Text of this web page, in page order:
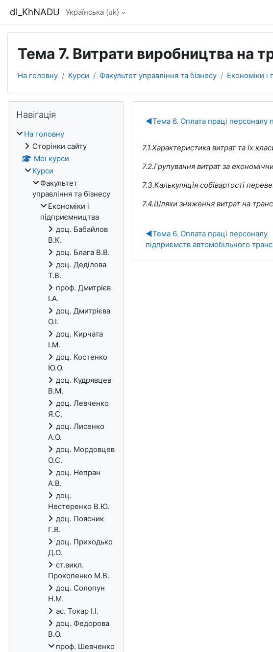
dl_KhNADU Українська ‎(uk)‎
Тема 7. Витрати виробництва на
На головну Курси Факультет управління та бізнесу Економіки i
Схема розділу
◀︎Тема 6. Оплата праці персоналу
7.1.Характеристика витрат та їх
7.2.Групування витрат за
7.3.Калькуляція собівартості
7.4.Шляхи зниження витрат на
◀︎Тема 6. Оплата праці персоналу
підприємств автомобільного
Блоки
Навігація
На головну
Сторінки сайту
Мої курси
Курси
Факультет
управління та бізнесу
Економіки i
підприємництва
доц. Бабайлов
В.К.
доц. Блага В.В.
доц. Деділова
Т.В.
проф. Дмитрієв
І.А.
доц. Дмитрієва
О.І.
доц. Кирчата
І.М.
доц. Костенко
Ю.О.
доц. Кудрявцев
В.М.
доц. Левченко
Я.С.
доц. Лисенко
А.О.
доц. Мордовцев
О.С.
доц. Непран
А.В.
доц.
Нестеренко В.Ю.
доц. Поясник
Г.В.
доц. Приходько
Д.О.
ст.викл.
Прокопенко М.В.
доц. Солопун
Н.М.
ас. Токар І.І.
доц. Федорова
В.О.
проф. Шевченко